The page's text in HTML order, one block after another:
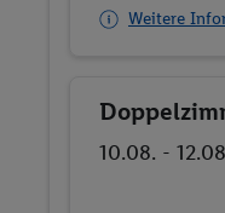
Weitere
Buchen
10.08. -